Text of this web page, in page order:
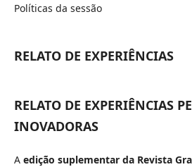
Políticas da sessão
RELATO DE EXPERIÊNCIAS
RELATO DE EXPERIÊNCIAS
INOVADORAS
A edição suplementar da Revista